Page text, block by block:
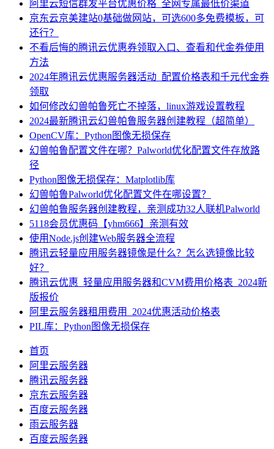
阿里云短信群发平台优惠价格_全网专属最低价渠道
京东云京美建站0基础做网站，可选600多免费模板，可
还行？
不看后悔的腾讯云优惠券领取入口、查看和代金券使用
方法
2024年腾讯云优惠服务器活动_配置价格表和千元代金券
领取
如何修改幻兽帕鲁死亡不掉落，linux游戏设置教程
2024最新腾讯云幻兽帕鲁服务器创建教程（超简单）
OpenCV库：Python图像无损保存
幻兽帕鲁配置文件在哪？Palworld优化配置文件存放路
径
Python图像无损保存：Matplotlib库
幻兽帕鲁Palworld优化配置文件在哪设置？
幻兽帕鲁服务器创建教程，亲测成功32人联机Palworld
5118会员优惠码【yhm666】亲测有效
使用Node.js创建Web服务器全流程
腾讯云轻量应用服务器镜像是什么？怎么选镜像比较
好？
腾讯云优惠_轻量应用服务器和CVM费用价格表_2024新
版报价
阿里云服务器租用费用_2024优惠活动价格表
PIL库：Python图像无损保存
首页
阿里云服务器
腾讯云服务器
京东云服务器
百度云服务器
雨云服务器
百度云服务器